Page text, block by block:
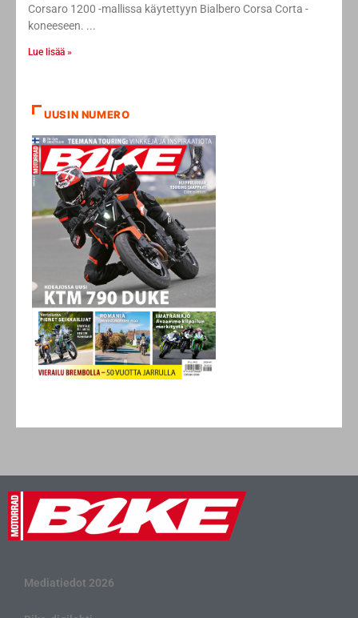
Corsaro 1200 -mallissa käytettyyn Bialbero Corsa Corta -
koneeseen.
Lue lisää »
UUSIN NUMERO
Mediatiedot 2026